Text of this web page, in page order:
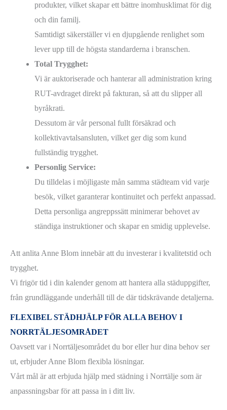
produkter, vilket skapar ett bättre inomhusklimat för dig
och din familj.
Samtidigt säkerställer vi en djupgående renlighet som
lever upp till de högsta standarderna i branschen.
Total Trygghet:
Vi är auktoriserade och hanterar all administration kring
RUT-avdraget direkt på fakturan, så att du slipper all
byråkrati.
Dessutom är vår personal fullt försäkrad och
kollektivavtalsansluten, vilket ger dig som kund
fullständig trygghet.
Personlig Service:
Du tilldelas i möjligaste mån samma städteam vid varje
besök, vilket garanterar kontinuitet och perfekt anpassad.
Detta personliga angreppssätt minimerar behovet av
ständiga instruktioner och skapar en smidig upplevelse.
Att anlita Anne Blom innebär att du investerar i kvalitetstid och
trygghet.
Vi frigör tid i din kalender genom att hantera alla städuppgifter,
från grundläggande underhåll till de där tidskrävande detaljerna.
FLEXIBEL STÄDHJÄLP FÖR ALLA BEHOV I
NORRTÄLJESOMRÅDET
Oavsett var i Norrtäljesområdet du bor eller hur dina behov ser
ut, erbjuder Anne Blom flexibla lösningar.
Vårt mål är att erbjuda hjälp med städning i Norrtälje som är
anpassningsbar för att passa in i ditt liv.